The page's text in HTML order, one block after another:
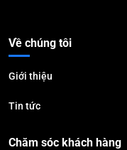
Về chúng tôi
Giới thiệu
Tin tức
Chăm sóc khách hàng